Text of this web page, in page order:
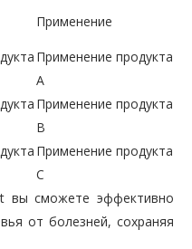
Применение
Применение продукта
A
Применение продукта
B
Применение продукта
C
вы сможете эффективно
от болезней, сохраняя